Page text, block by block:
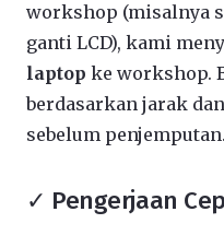
workshop (misalnya
ganti LCD), kami
laptop ke workshop.
berdasarkan jarak
sebelum penjemputan.
✓ Pengerjaan